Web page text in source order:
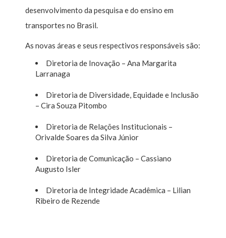
desenvolvimento da pesquisa e do ensino em
transportes no Brasil.
As novas áreas e seus respectivos responsáveis são:
Diretoria de Inovação – Ana Margarita
Larranaga
Diretoria de Diversidade, Equidade e Inclusão
– Cira Souza Pitombo
Diretoria de Relações Institucionais –
Orivalde Soares da Silva Júnior
Diretoria de Comunicação – Cassiano
Augusto Isler
Diretoria de Integridade Acadêmica – Lilian
Ribeiro de Rezende